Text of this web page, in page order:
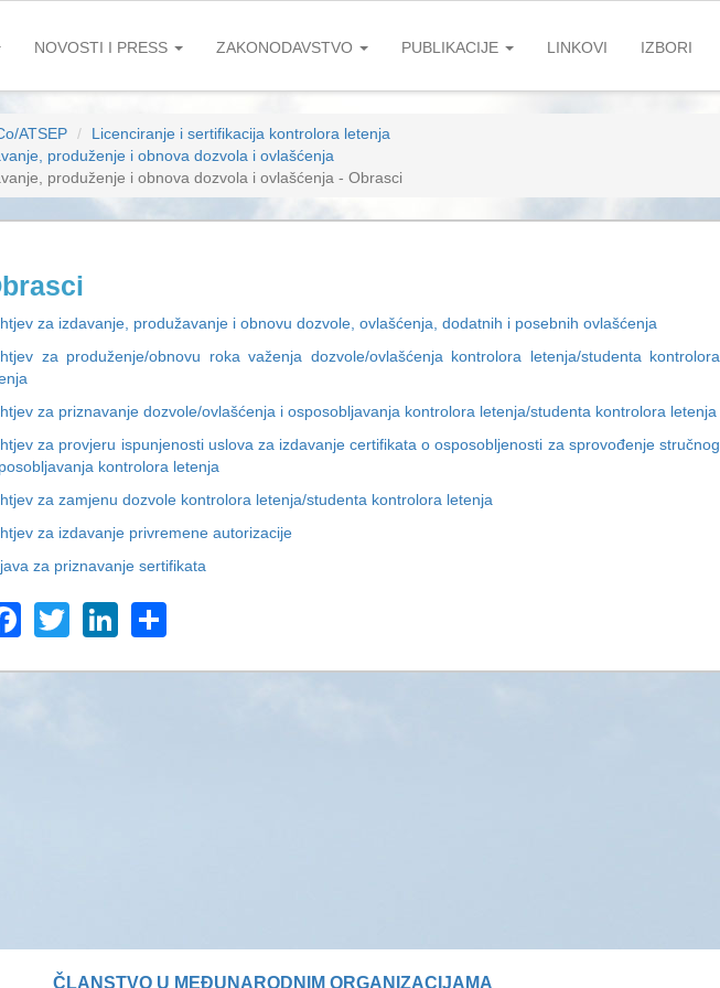
NOVOSTI I PRESS ZAKONODAVSTVO PUBLIKACIJE LINKOVI IZBORI
ATSEP
Licenciranje i sertifikacija kontrolora letenja
produženje i obnova dozvola i ovlašćenja
produženje i obnova dozvola i ovlašćenja - Obrasci
za izdavanje, produžavanje i obnovu dozvole, ovlašćenja, dodatnih i posebnih ovlašćenja
za produženje/obnovu roka važenja dozvole/ovlašćenja kontrolora letenja/studenta kontrolora
za priznavanje dozvole/ovlašćenja i osposobljavanja kontrolora letenja/studenta kontrolora letenja
za provjeru ispunjenosti uslova za izdavanje certifikata o osposobljenosti za sprovođenje stručnog
kontrolora letenja
za zamjenu dozvole kontrolora letenja/studenta kontrolora letenja
za izdavanje privremene autorizacije
za priznavanje sertifikata
Facebook
TwitterLinkedIn
ČLANSTVO U MEĐUNARODNIM ORGANIZACIJAMA